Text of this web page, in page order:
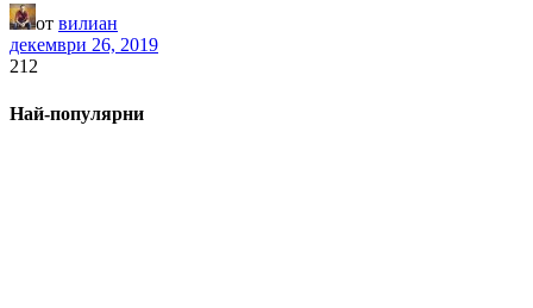
от вилиан
декември 26, 2019
212
Най-популярни